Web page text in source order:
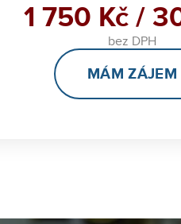
1 750 Kč /
bez DPH
MÁM ZÁJEM